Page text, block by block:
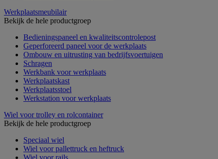
Werkplaatsmeubilair
Bekijk de hele productgroep
Bedieningspaneel en kwaliteitscontrolepost
Geperforeerd paneel voor de werkplaats
Ombouw en uitrusting van bedrijfsvoertuigen
Schragen
Werkbank voor werkplaats
Werkplaatskast
Werkplaatsstoel
Werkstation voor werkplaats
Wiel voor trolley en rolcontainer
Bekijk de hele productgroep
Speciaal wiel
Wiel voor pallettruck en heftruck
Wiel voor rails